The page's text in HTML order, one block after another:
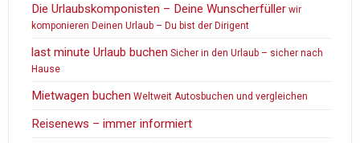
Die Urlaubskomponisten – Deine Wunscherfüller wir
komponieren Deinen Urlaub – Du bist der Dirigent
last minute Urlaub buchen Sicher in den Urlaub – sicher nach
Hause
Mietwagen buchen Weltweit Autosbuchen und vergleichen
Reisenews – immer informiert